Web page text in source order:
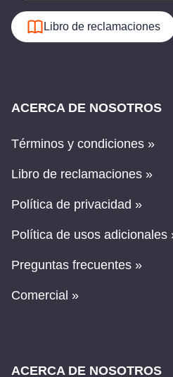
Libro de reclamaciones
ACERCA DE NOSOTROS
Términos y condiciones »
Libro de reclamaciones »
Política de privacidad »
Política de usos adicionales
Preguntas frecuentes »
Comercial »
ACERCA DE NOSOTROS